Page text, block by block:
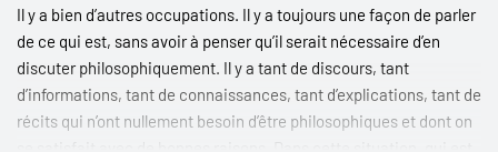
Il y a bien d’autres occupations. Il y a toujours une façon de parler
de ce qui est, sans avoir à penser qu’il serait nécessaire d’en
discuter philosophiquement. Il y a tant de discours, tant
d’informations, tant de connaissances, tant d’explications, tant de
récits qui n’ont nullement besoin d’être philosophiques et dont on